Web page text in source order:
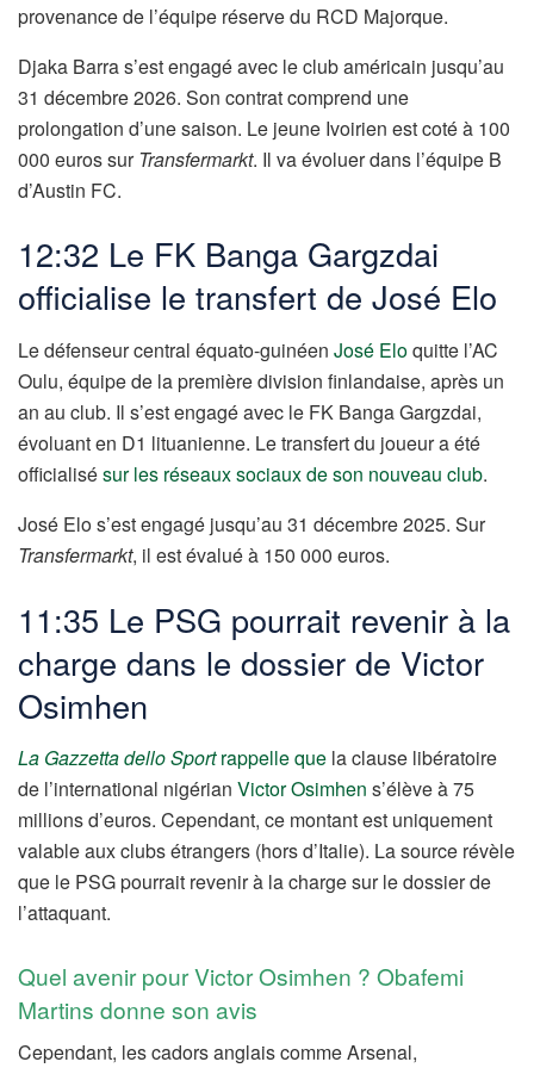
provenance de l’équipe réserve du RCD Majorque.
Djaka Barra s’est engagé avec le club américain jusqu’au
31 décembre 2026. Son contrat comprend une
prolongation d’une saison. Le jeune Ivoirien est coté à 100
000 euros sur Transfermarkt. Il va évoluer dans l’équipe B
d’Austin FC.
12:32 Le FK Banga Gargzdai
officialise le transfert de José Elo
Le défenseur central équato-guinéen José Eloquitte l’AC
Oulu, équipe de la première division finlandaise, après un
an au club. Il s’est engagé avec le FK Banga Gargzdai,
évoluant en D1 lituanienne. Le transfert du joueur a été
officialisésur les réseaux sociaux de son nouveau club.
José Elo s’est engagé jusqu’au 31 décembre 2025. Sur
Transfermarkt, il est évalué à 150 000 euros.
11:35 Le PSG pourrait revenir à la
charge dans le dossier de Victor
Osimhen
La Gazzetta dello Sportrappelle que la clause libératoire
de l’international nigérian Victor Osimhen s’élève à 75
millions d’euros. Cependant, ce montant est uniquement
valable aux clubs étrangers (hors d’Italie). La source révèle
que le PSG pourrait revenir à la charge sur le dossier de
l’attaquant.
Quel avenir pour Victor Osimhen ? Obafemi
Martins donne son avis
Cependant, les cadors anglais comme Arsenal,